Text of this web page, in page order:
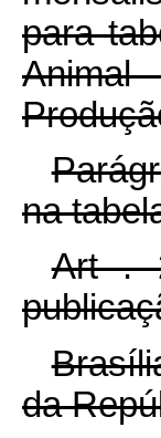
para
Animal
na
Art .
da